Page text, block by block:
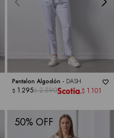
Pantalon Algodón - DASH
$ 1.295$ 2.590 $ 1.101
50